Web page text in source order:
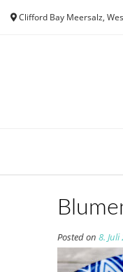
Clifford Bay Meersalz,
Posted on 8. Juli